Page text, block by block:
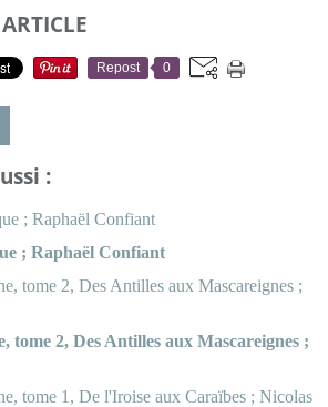
Repost 0
:
; Raphaël Confiant
tome 2, Des Antilles aux Mascareignes ;